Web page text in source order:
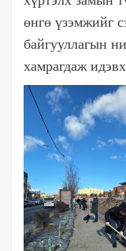
өнгө үзэмжийг
байгууллагын
хамрагдаж